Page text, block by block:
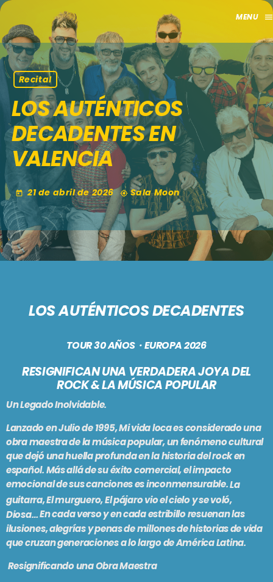
HOME
CLUB
APORTES
TV
GRILLA
EVENTOS keyboard_arrow_down
MADRID
MALLORCA
LO NUEVO
TIENDA
EN VIVO AHORA!
Latino
Recital
LOS AUTÉNTICOS
DECADENTES EN
VALENCIA
today 21 de abril de 2026 my_location Sala Moon
LOS AUTÉNTICOS DECADENTES
TOUR 30 AÑOS ·EUROPA 2026
RESIGNIFICAN UNA VERDADERA JOYA DEL
ROCK & LA MÚSICA POPULAR
Un Legado Inolvidable.
Lanzado en Julio de 1995,Mi vida locaes considerado una
obra maestra de la música popular, un fenómeno cultural
que dejó una huella profunda en la historia del rock en
español. Más allá de su éxito comercial, el impacto
emocional de sus canciones es inconmensurable.La
guitarra, El murguero, El pájaro vio el cielo y se voló,
Diosa…En cada verso y en cada estribillo resuenan las
ilusiones, alegrías y penas de millones de historias de vida
que cruzan generaciones a lo largo de América Latina.
Resignificando una Obra Maestra